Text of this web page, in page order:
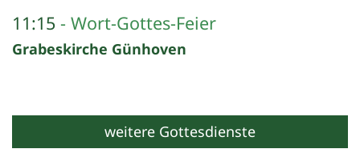
11:15 Wort-Gottes-Feier
Grabeskirche Günhoven
weitere Gottesdienste